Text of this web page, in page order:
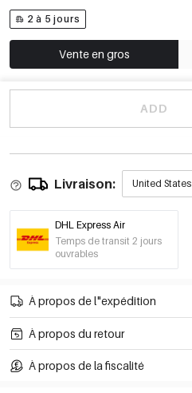
2 à 5 jours
Vente en gros
ADD
Livraison: United States
DHL Express Air
Temps de transit 2 jours
ouvrables
À propos de l"expédition
À propos du retour
À propos de la fiscalité